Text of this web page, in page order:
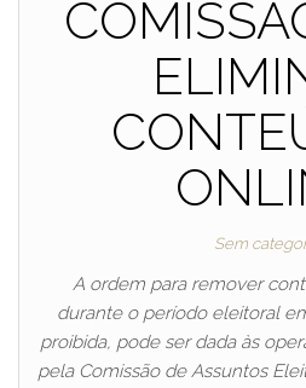
Sem
A ordem para remover
durante o período eleitoral
proibida, pode ser dada às
pela Comissão de Assuntos